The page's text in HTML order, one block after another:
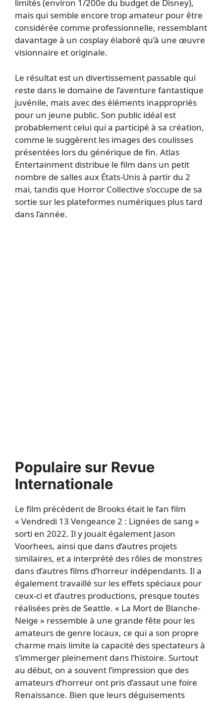
limités (environ 1/200e du budget de Disney),
mais qui semble encore trop amateur pour être
considérée comme professionnelle, ressemblant
davantage à un cosplay élaboré qu’à une œuvre
visionnaire et originale.
Le résultat est un divertissement passable qui
reste dans le domaine de l’aventure fantastique
juvénile, mais avec des éléments inappropriés
pour un jeune public. Son public idéal est
probablement celui qui a participé à sa création,
comme le suggèrent les images des coulisses
présentées lors du générique de fin. Atlas
Entertainment distribue le film dans un petit
nombre de salles aux États-Unis à partir du 2
mai, tandis que Horror Collective s’occupe de sa
sortie sur les plateformes numériques plus tard
dans l’année.
Populaire sur Revue
Internationale
Le film précédent de Brooks était le fan film
« Vendredi 13 Vengeance 2 : Lignées de sang »
sorti en 2022. Il y jouait également Jason
Voorhees, ainsi que dans d’autres projets
similaires, et a interprété des rôles de monstres
dans d’autres films d’horreur indépendants. Il a
également travaillé sur les effets spéciaux pour
ceux-ci et d’autres productions, presque toutes
réalisées près de Seattle. « La Mort de Blanche-
Neige » ressemble à une grande fête pour les
amateurs de genre locaux, ce qui a son propre
charme mais limite la capacité des spectateurs à
s’immerger pleinement dans l’histoire. Surtout
au début, on a souvent l’impression que des
amateurs d’horreur ont pris d’assaut une foire
Renaissance. Bien que leurs déguisements